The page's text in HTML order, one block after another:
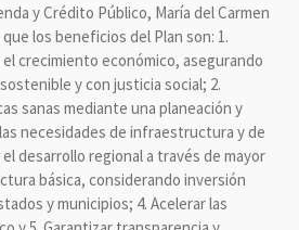
y Crédito Público, María del Carmen
los beneficios del Plan son: 1.
crecimiento económico, asegurando
y con justicia social; 2.
sanas mediante una planeación y
necesidades de infraestructura y de
desarrollo regional a través de mayor
básica, considerando inversión
y municipios; 4. Acelerar las